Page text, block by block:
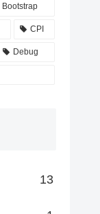
Bootstrap
CPI
Debug
13